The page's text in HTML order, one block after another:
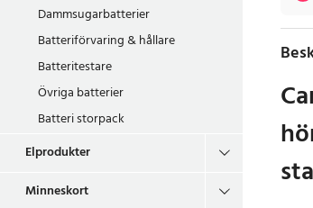
Dammsugarbatterier
Batteriförvaring & hållare
Batteritestare
Övriga batterier
Batteri storpack
Elprodukter
Minneskort